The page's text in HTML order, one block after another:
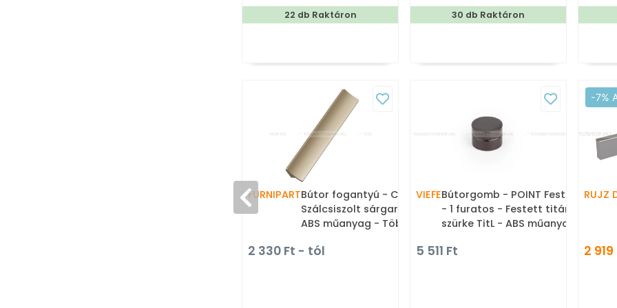
22 db Raktáron
Porcelán - Porcelánnal
kombinált antikolt fém
30 db Raktáron
FURNIPARTBútor fogantyú - CIEL I. -
Szálcsiszolt sárgaréz I. -
ABS műanyag - Több
fém bútorfogantyú
2 330 Ft - tól
VIEFEBútorgomb - POINT Festett
- 1 furatos - Festett titán
szürke TitL - ABS műanyag -
bútorgomb
5 511 Ft
-7%
RUJZ
2